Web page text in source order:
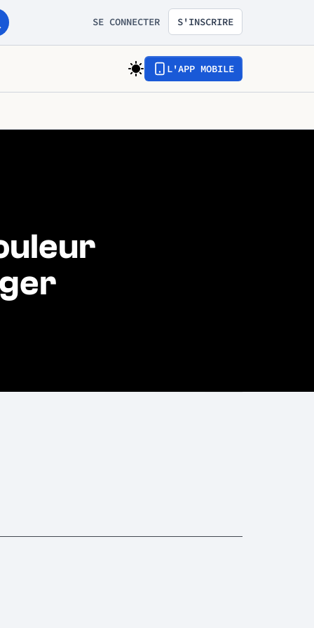
SE CONNECTER S'INSCRIRE
L'APP MOBILE